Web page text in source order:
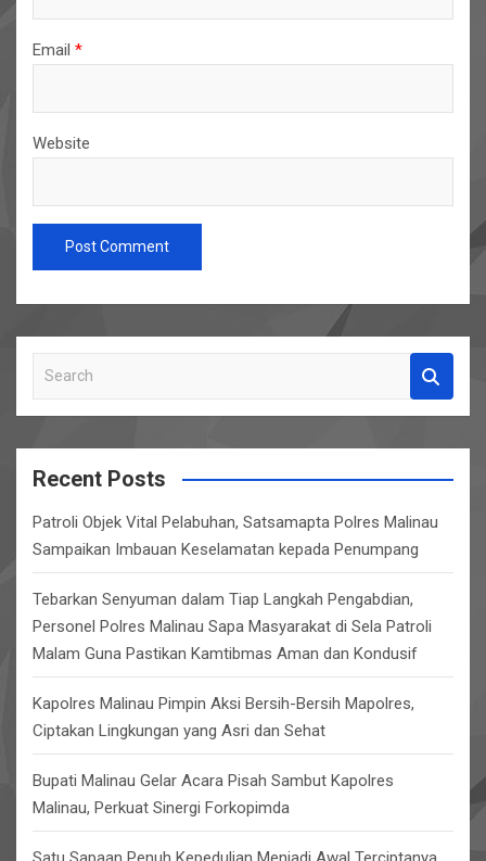
Email *
Website
a
r
cRecent Posts
Patroli Objek Vital Pelabuhan, Satsamapta Polres Malinau
Sampaikan Imbauan Keselamatan kepada Penumpang
Tebarkan Senyuman dalam Tiap Langkah Pengabdian,
Personel Polres Malinau Sapa Masyarakat di Sela Patroli
Malam Guna Pastikan Kamtibmas Aman dan Kondusif
Kapolres Malinau Pimpin Aksi Bersih-Bersih Mapolres,
Ciptakan Lingkungan yang Asri dan Sehat
Bupati Malinau Gelar Acara Pisah Sambut Kapolres
Malinau, Perkuat Sinergi Forkopimda